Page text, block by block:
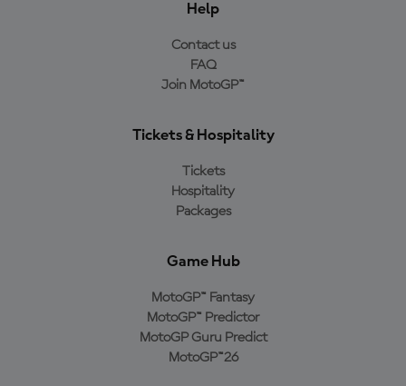
Help
Contact us
FAQ
Join MotoGP™
Tickets & Hospitality
Tickets
Hospitality
Packages
Game Hub
MotoGP™ Fantasy
MotoGP™ Predictor
MotoGP Guru Predict
MotoGP™26